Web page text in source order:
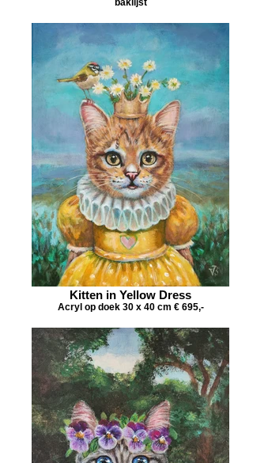
Kitten in Yellow Dress
Acryl op doek 30 x 40 cm € 695,-